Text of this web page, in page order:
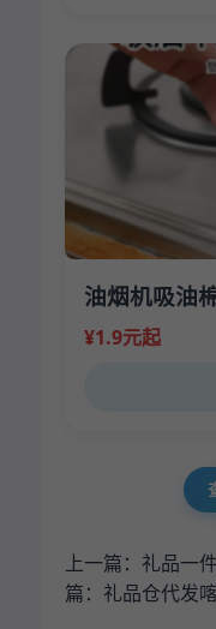
油烟机吸油
¥1.9元起
上一篇： 礼品一
篇： 礼品仓代发